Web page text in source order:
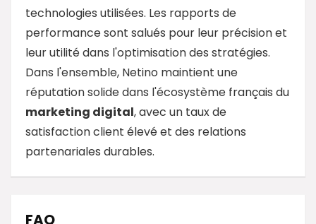
technologies utilisées. Les rapports de
performance sont salués pour leur précision et
leur utilité dans l'optimisation des stratégies.
Dans l'ensemble, Netino maintient une
réputation solide dans l'écosystème français du
marketing digital, avec un taux de
satisfaction client élevé et des relations
partenariales durables.
FAQ